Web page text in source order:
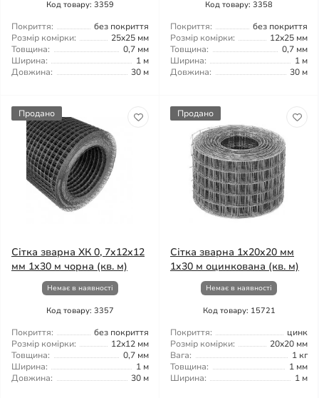
Код товару: 3359
Покриття:
без покриття
Розмір комірки:
25x25 мм
Товщина:
0,7 мм
Ширина:
1 м
Довжина:
30 м
Код товару: 3358
Покриття:
без покриття
Розмір комірки:
12x25 мм
Товщина:
0,7 мм
Ширина:
1 м
Довжина:
30 м
Продано
Сітка зварна ХК 0, 7x12x12
мм 1x30 м чорна (кв. м)
Немає в наявності
Код товару: 3357
Покриття:
без покриття
Розмір комірки:
12x12 мм
Товщина:
0,7 мм
Ширина:
1 м
Довжина:
30 м
Продано
Сітка зварна 1x20x20 мм
1x30 м оцинкована (кв. м)
Немає в наявності
Код товару: 15721
Покриття:
цинк
Розмір комірки:
20x20 мм
Вага:
1 кг
Товщина:
1 мм
Ширина:
1 м